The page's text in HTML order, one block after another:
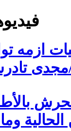
ازمه
25 ديسمبر
الحالية